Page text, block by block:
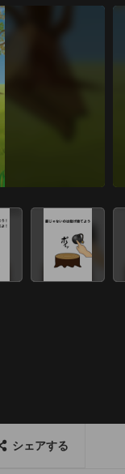
てね。
シェアする